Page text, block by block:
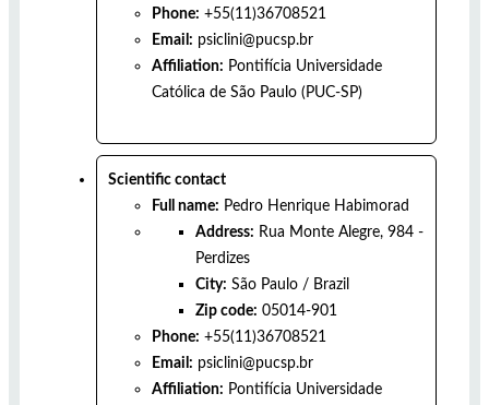
Phone: +55(11)36708521
Email: psiclini@pucsp.br
Affiliation: Pontifícia Universidade
Católica de São Paulo (PUC-SP)
Scientific contact
Full name: Pedro Henrique Habimorad
Address: Rua Monte Alegre, 984 -
Perdizes
City: São Paulo / Brazil
Zip code: 05014-901
Phone: +55(11)36708521
Email: psiclini@pucsp.br
Affiliation: Pontifícia Universidade